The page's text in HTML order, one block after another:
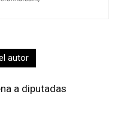
autor
a diputadas